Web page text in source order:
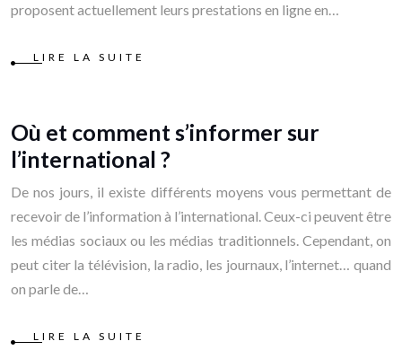
proposent actuellement leurs prestations en ligne en…
LIRE LA SUITE
Où et comment s’informer sur
l’international ?
De nos jours, il existe différents moyens vous permettant de
recevoir de l’information à l’international. Ceux-ci peuvent être
les médias sociaux ou les médias traditionnels. Cependant, on
peut citer la télévision, la radio, les journaux, l’internet… quand
on parle de…
LIRE LA SUITE